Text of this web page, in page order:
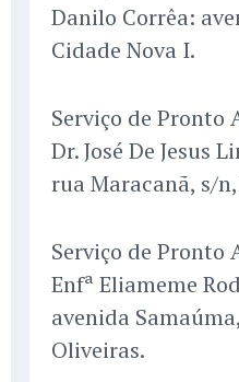
Danilo Corrêa:
Cidade Nova I.
Serviço de Pronto
Dr. José De Jesus
rua Maracanã, s/n,
Serviço de Pronto
Enfª Eliameme
avenida
Oliveiras.